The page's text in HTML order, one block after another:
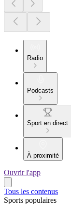
Radio
Podcasts
Sport en direct
À proximité
Ouvrir l'app
Tous les contenus
Sports populaires